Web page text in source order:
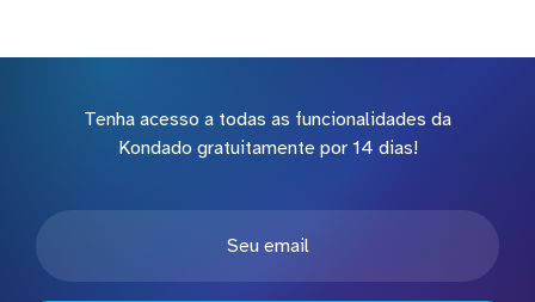
Tenha acesso a todas as funcionalidades da
Kondado gratuitamente por 14 dias!